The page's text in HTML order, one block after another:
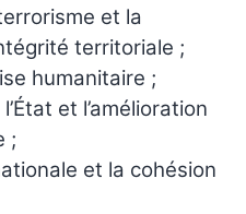
et la
territoriale ;
humanitaire ;
et l’amélioration
;
et la cohésion